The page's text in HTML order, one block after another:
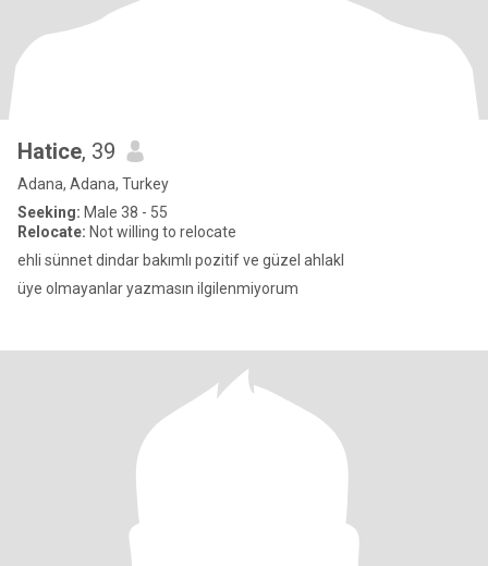
Hatice, 39
Adana, Adana, Turkey
Seeking: Male 38 - 55
Relocate: Not willing to relocate
ehli sünnet dindar bakımlı pozitif ve güzel ahlakl
üye olmayanlar yazmasın ilgilenmiyorum